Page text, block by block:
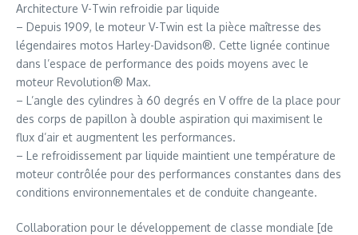
Architecture V-Twin refroidie par liquide
– Depuis 1909, le moteur V-Twin est la pièce maîtresse des
légendaires motos Harley-Davidson®. Cette lignée continue
dans l’espace de performance des poids moyens avec le
moteur Revolution® Max.
– L’angle des cylindres à 60 degrés en V offre de la place pour
des corps de papillon à double aspiration qui maximisent le
flux d’air et augmentent les performances.
– Le refroidissement par liquide maintient une température de
moteur contrôlée pour des performances constantes dans des
conditions environnementales et de conduite changeante.
Collaboration pour le développement de classe mondiale [de